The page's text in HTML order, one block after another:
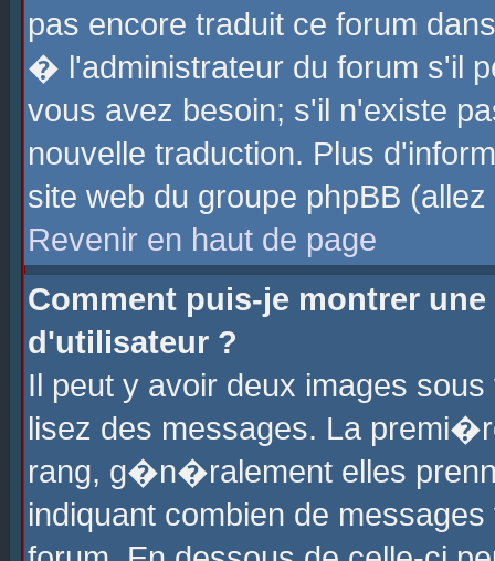
pas encore traduit ce forum
� l'administrateur du forum s'il
vous avez besoin; s'il n'existe
nouvelle traduction. Plus
site web du groupe phpBB
Revenir en haut de page
Comment puis-je montrer
d'utilisateur ?
Il peut y avoir deux images
lisez des messages. La
rang, g�n�ralement elles
indiquant combien de